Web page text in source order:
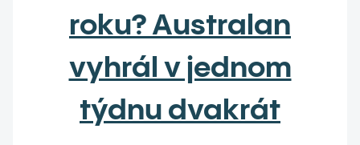
roku? Australan
vyhrál v jednom
týdnu dvakrát